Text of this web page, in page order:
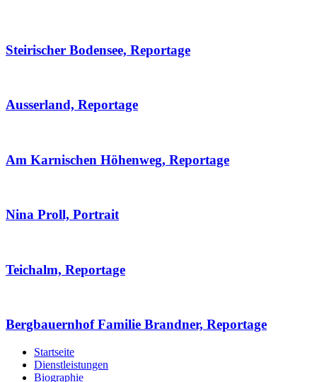
Steirischer Bodensee, Reportage
Ausserland, Reportage
Am Karnischen Höhenweg, Reportage
Nina Proll, Portrait
Teichalm, Reportage
Bergbauernhof Familie Brandner, Reportage
Startseite
Dienstleistungen
Biographie